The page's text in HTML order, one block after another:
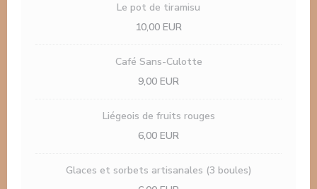
Le pot de tiramisu
10,00 EUR
Café Sans-Culotte
9,00 EUR
Liégeois de fruits rouges
6,00 EUR
Glaces et sorbets artisanales (3 boules)